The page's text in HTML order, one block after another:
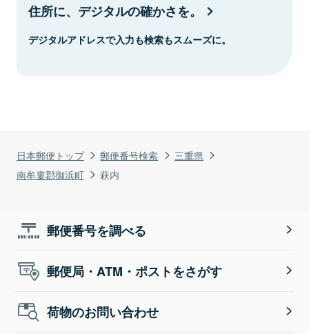
日本郵便トップ 郵便番号検索
三重県
南牟婁郡御浜町
萩内
住所に、デジタルの確かさを。
デジタルアドレスで入力も検索もスムーズに。
郵便番号を調べる
郵便局・ATM・ポストをさがす
荷物のお問い合わせ